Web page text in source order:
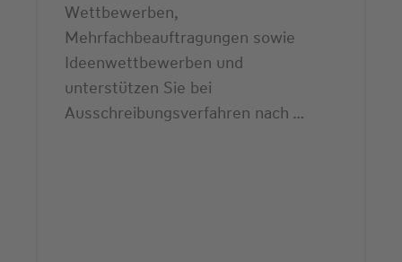
Wettbewerben,
Mehrfachbeauftragungen sowie
Ideenwettbewerben und
unterstützen Sie bei
Ausschreibungsverfahren nach …